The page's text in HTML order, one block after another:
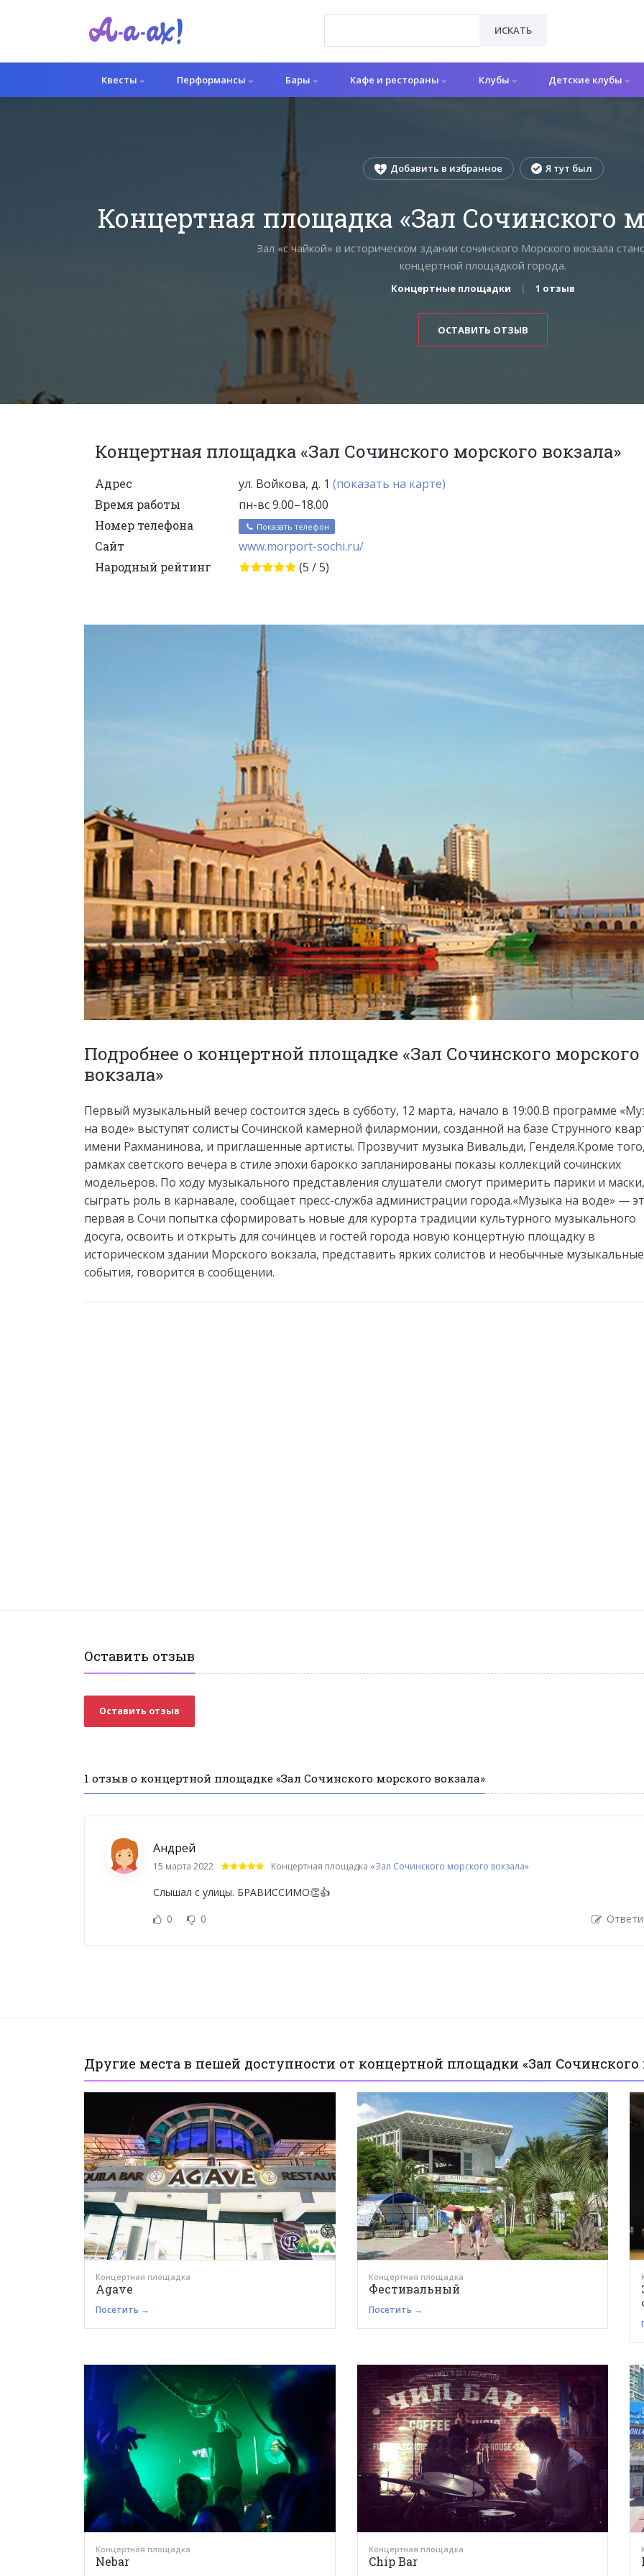
ИСКАТЬ
Квесты Перформансы Бары Кафе и рестораны Клубы Детские клубы
Добавить в избранное Я тут был
Концертная площадка «Зал Сочинского
Зал «с чайкой» в историческом здании сочинского Морского вокзала
концертной площадкой города.
Концертные площадки 1 отзыв
ОСТАВИТЬ ОТЗЫВ
Концертная площадка «Зал Сочинского морского вокзала»
Адрес ул. Войкова, д. 1 (показать на карте)
Время работы пн-вс 9.00–18.00
Номер телефона Показать телефон
Сайт www.morport-sochi.ru/
Народный рейтинг (5 / 5)
Подробнее о концертной площадке «Зал Сочинского морского
вокзала»
Первый музыкальный вечер состоится здесь в субботу, 12 марта, начало в 19:00.В программе
на воде» выступят солисты Сочинской камерной филармонии, созданной на базе Струнного
имени Рахманинова, и приглашенные артисты. Прозвучит музыка Вивальди, Генделя.Кроме
рамках светского вечера в стиле эпохи барокко запланированы показы коллекций сочинских
модельеров. По ходу музыкального представления слушатели смогут примерить парики и маски,
сыграть роль в карнавале, сообщает пресс-служба администрации города.«Музыка на воде» —
первая в Сочи попытка сформировать новые для курорта традиции культурного музыкального
досуга, освоить и открыть для сочинцев и гостей города новую концертную площадку в
историческом здании Морского вокзала, представить ярких солистов и необычные музыкальные
события, говорится в сообщении.
Оставить отзыв
Оставить отзыв
1 отзыв о концертной площадке «Зал Сочинского морского вокзала»
Андрей
15 марта 2022 Концертная площадка «Зал Сочинского морского вокзала»
Слышал с улицы. БРАВИССИМО👏👍
0
0
Другие места в пешей доступности от концертной площадки «Зал Сочинского
Концертная площадка
Agave
Посетить →
Концертная площадка
Фестивальный
Посетить →
Концертная площадка
Nebar
Концертная площадка
Chip Bar